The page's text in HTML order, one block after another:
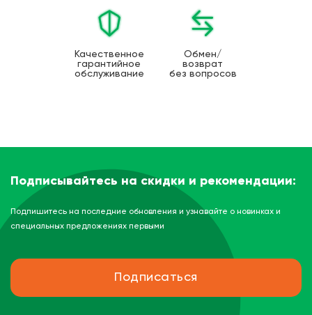
Качественное
гарантийное
обслуживание
Обмен/
возврат
без вопросов
Подписывайтесь на скидки и рекомендации:
Подпишитесь на последние обновления и узнавайте о новинках и
специальных предложениях первыми
Подписаться